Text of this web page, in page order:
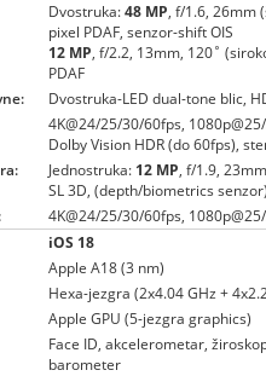
Dvostruka:48 MP, f/1.6, 26mm
pixel PDAF, senzor-shift OIS
12 MP, f/2.2, 13mm, 120˚
PDAF
Dvostruka-LED dual-tone blic,
4K@24/25/30/60fps,
Dolby Vision HDR (do 60fps),
Jednostruka: 12 MP, f/1.9,
SL 3D, (depth/biometrics senzor)
4K@24/25/30/60fps,
iOS 18
Apple A18 (3 nm)
Hexa-jezgra (2x4.04 GHz +
Apple GPU (5-jezgra graphics)
Face ID, akcelerometar,
barometer